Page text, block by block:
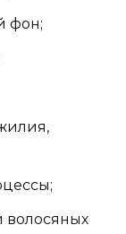
фон;
волосяных